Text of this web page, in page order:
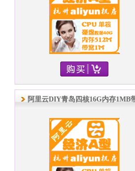
阿里云DIY青岛四核16G内存1MB